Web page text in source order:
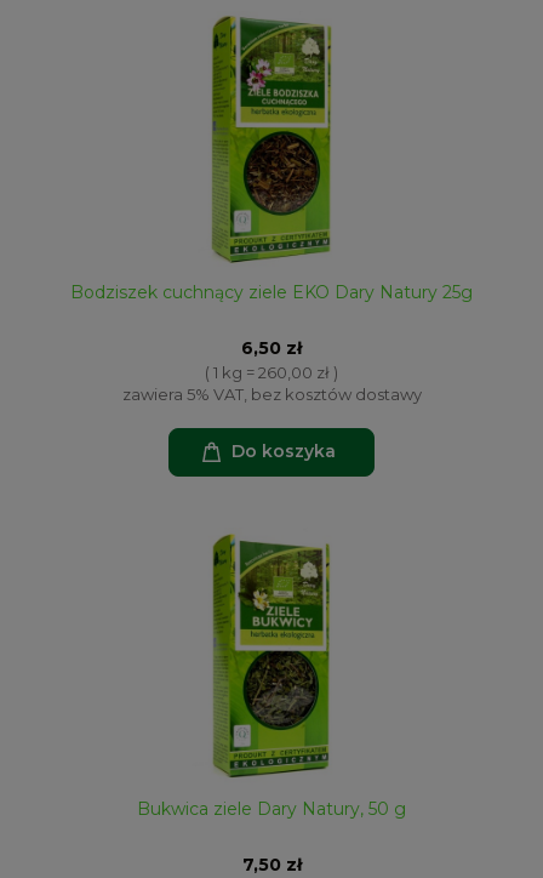
Bodziszek cuchnący ziele EKO Dary Natury 25g
6,50 zł
( 1 kg = 260,00 zł )
zawiera 5% VAT, bez kosztów dostawy
Do koszyka
Bukwica ziele Dary Natury, 50 g
7,50 zł